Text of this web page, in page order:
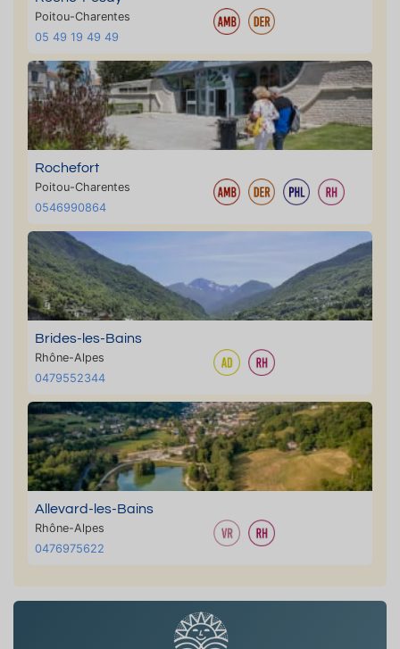
Poitou-Charentes
05 49 19 49 49
Rochefort
Poitou-Charentes
0546990864
Brides-les-Bains
Rhône-Alpes
0479552344
Allevard-les-Bains
Rhône-Alpes
0476975622